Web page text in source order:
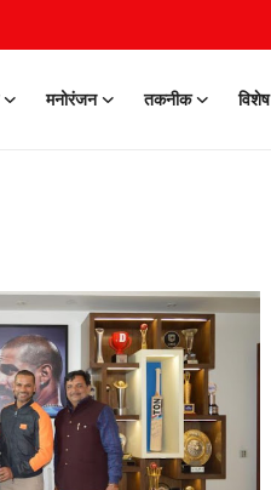
मनोरंजन तकनीक विशेष